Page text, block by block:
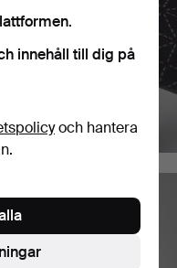
innehåll till dig på
och hantera